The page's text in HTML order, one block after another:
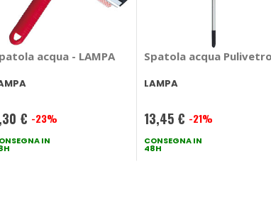
acqua - LAMPA
€ -23%
IN
Spatola acqua
LAMPA
Prezzo
speciale
13,45 € -21%
CONSEGNA IN
48H